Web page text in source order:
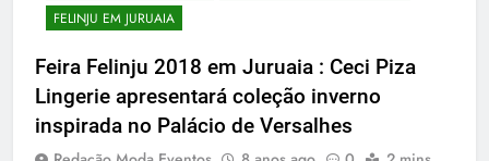
FELINJU EM JURUAIA
Feira Felinju 2018 em Juruaia : Ceci Piza
Lingerie apresentará coleção inverno
inspirada no Palácio de Versalhes